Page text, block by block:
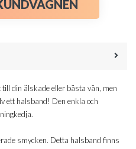
din älskade eller bästa vän, men
ett halsband! Den enkla och
smycken. Detta halsband finns